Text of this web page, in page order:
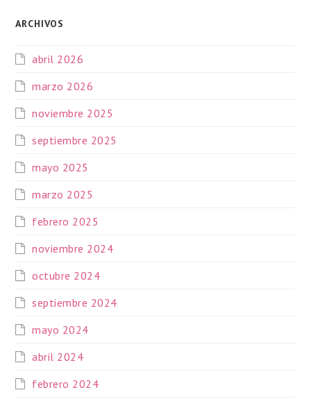
ARCHIVOS
abril 2026
marzo 2026
noviembre 2025
septiembre 2025
mayo 2025
marzo 2025
febrero 2025
noviembre 2024
octubre 2024
septiembre 2024
mayo 2024
abril 2024
febrero 2024